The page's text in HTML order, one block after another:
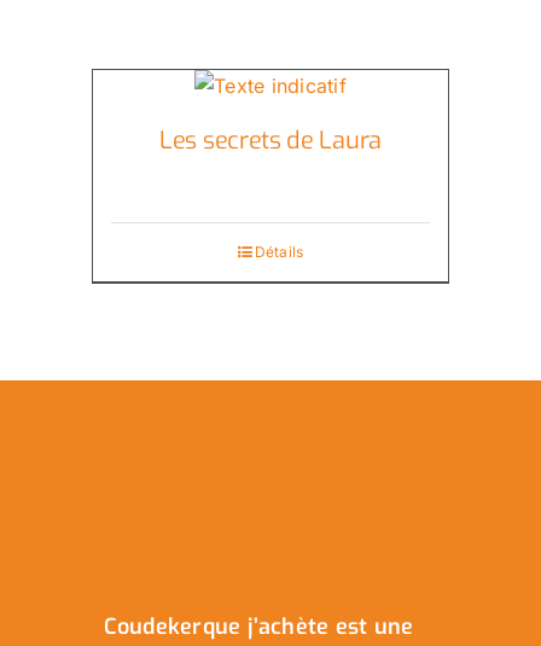
Les secrets de Laura
Détails
Coudekerque j’achète est une